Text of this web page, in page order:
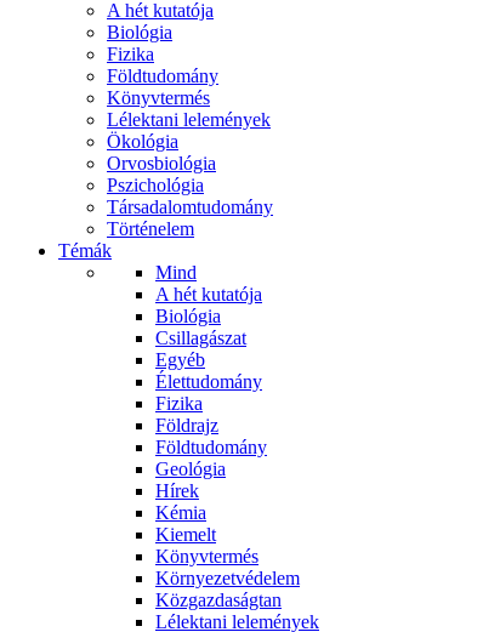
A hét kutatója
Biológia
Fizika
Földtudomány
Könyvtermés
Lélektani lelemények
Ökológia
Orvosbiológia
Pszichológia
Társadalomtudomány
Történelem
Témák
Mind
A hét kutatója
Biológia
Csillagászat
Egyéb
Élettudomány
Fizika
Földrajz
Földtudomány
Geológia
Hírek
Kémia
Kiemelt
Könyvtermés
Környezetvédelem
Közgazdaságtan
Lélektani lelemények